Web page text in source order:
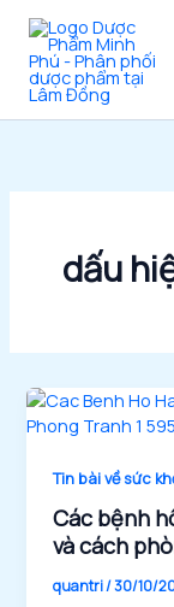
dung
dấu
Tin bài về sức
Các bệnh
và cách
quantri/30/10/